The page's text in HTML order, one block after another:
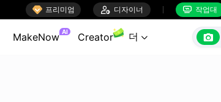
 프리미엄  디자이너  작업대
MakeNow AI Creator 더  